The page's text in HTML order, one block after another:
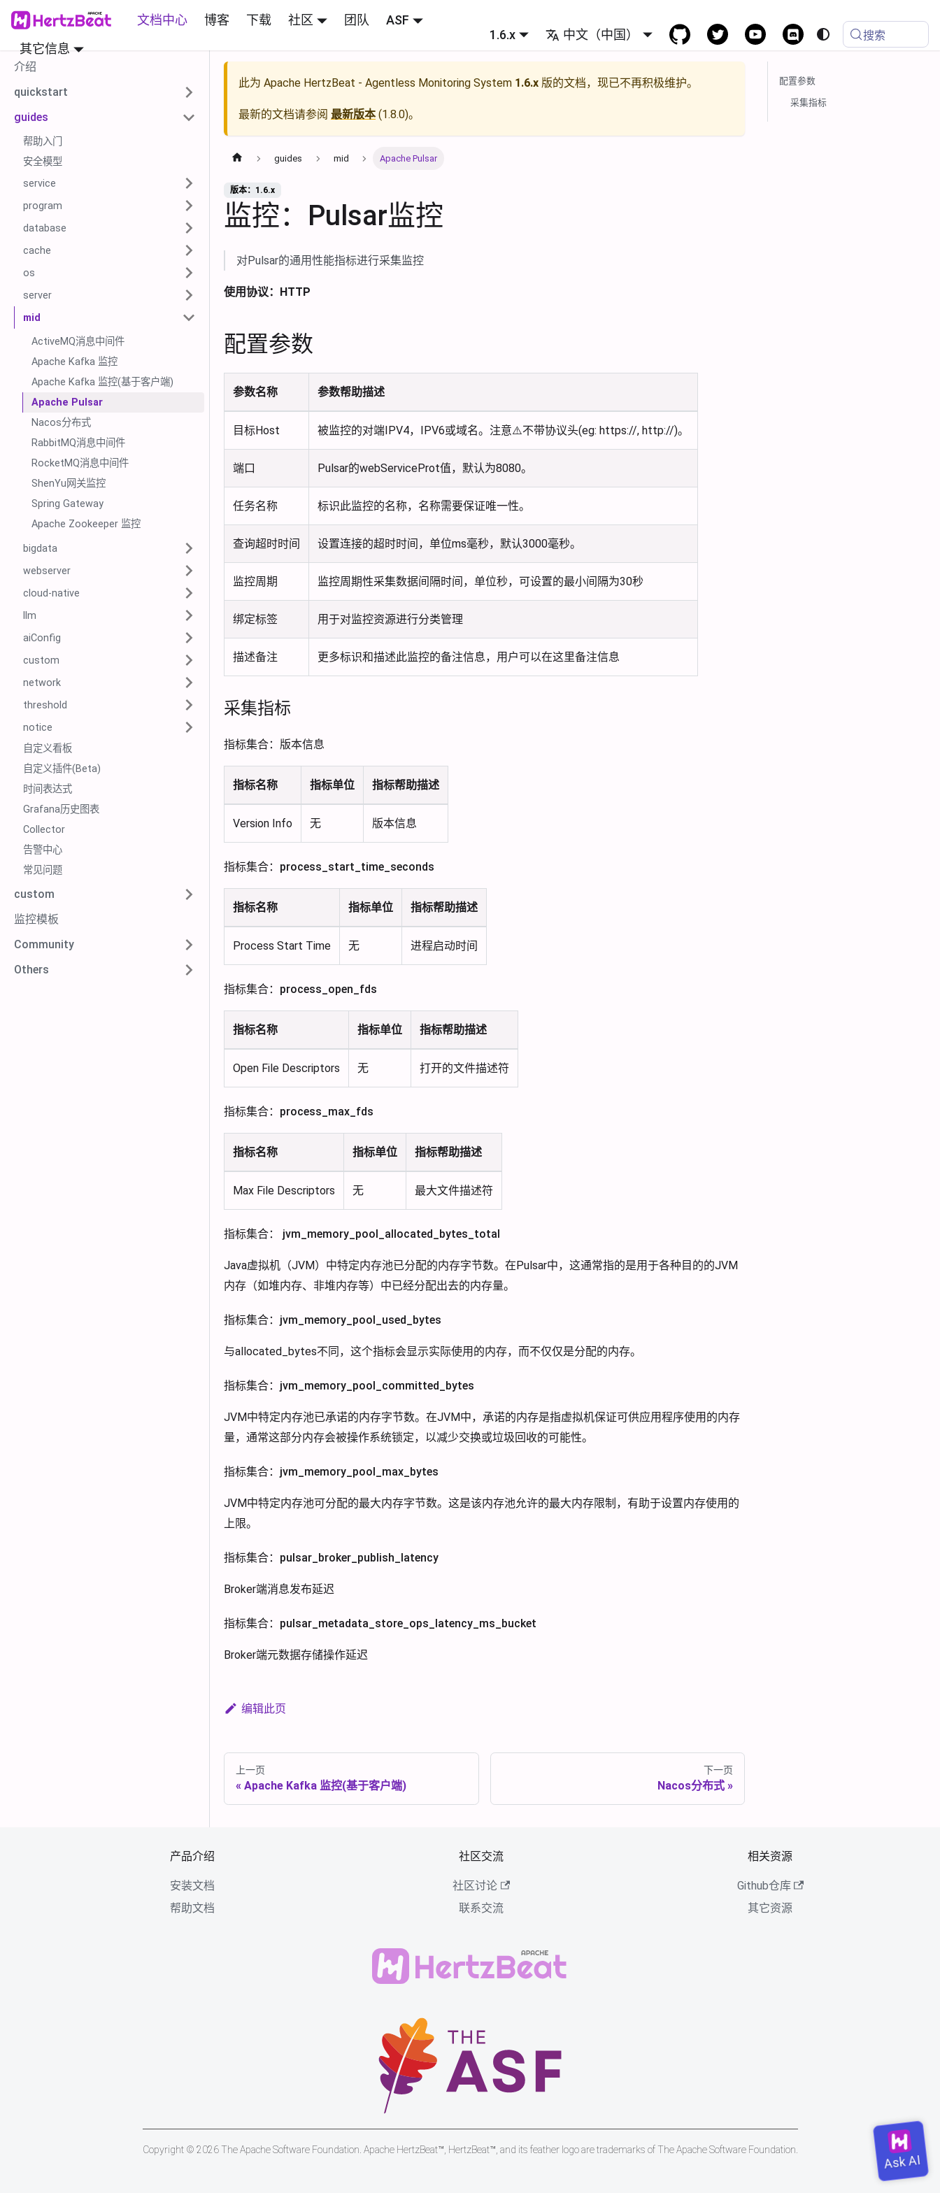
文档中心 博客 下载 社区 团队
ASF
其它信息
1.6.x 中文（中国） 搜索
介绍
quickstart
guides
帮助入门
安全模型
service
program
database
cache
os
server
mid
ActiveMQ消息中间件
Apache Kafka 监控
Apache Kafka 监控(基于客户端)
Apache Pulsar
Nacos分布式
RabbitMQ消息中间件
RocketMQ消息中间件
ShenYu网关监控
Spring Gateway
Apache Zookeeper 监控
bigdata
webserver
cloud-native
llm
aiConfig
custom
network
threshold
notice
自定义看板
自定义插件(Beta)
时间表达式
Grafana历史图表
Collector
告警中心
常见问题
custom
监控模板
Community
Others
此为 Apache HertzBeat - Agentless Monitoring System 1.6.x 版的文档，现已不再积极维护。
最新的文档请参阅 最新版本(1.8.0)。
guides mid Apache Pulsar
版本：1.6.x
监控：Pulsar监控
对Pulsar的通用性能指标进行采集监控
使用协议：HTTP
配置参数
参数名称 参数帮助描述
目标Host 被监控的对端IPV4，IPV6或域名。注意⚠️不带协议头(eg: https://, http://)。
端口 Pulsar的webServiceProt值，默认为8080。
任务名称 标识此监控的名称，名称需要保证唯一性。
查询超时时间 设置连接的超时时间，单位ms毫秒，默认3000毫秒。
监控周期 监控周期性采集数据间隔时间，单位秒，可设置的最小间隔为30秒
绑定标签 用于对监控资源进行分类管理
描述备注 更多标识和描述此监控的备注信息，用户可以在这里备注信息
采集指标
指标集合：版本信息
指标名称 指标单位 指标帮助描述
Version Info 无 版本信息
指标集合：process_start_time_seconds
指标名称 指标单位 指标帮助描述
Process Start Time 无 进程启动时间
指标集合：process_open_fds
指标名称 指标单位 指标帮助描述
Open File Descriptors 无 打开的文件描述符
指标集合：process_max_fds
指标名称 指标单位 指标帮助描述
Max File Descriptors 无 最大文件描述符
指标集合： jvm_memory_pool_allocated_bytes_total
Java虚拟机（JVM）中特定内存池已分配的内存字节数。在Pulsar中，这通常指的是用于各种目的的JVM
内存（如堆内存、非堆内存等）中已经分配出去的内存量。
指标集合：jvm_memory_pool_used_bytes
与allocated_bytes不同，这个指标会显示实际使用的内存，而不仅仅是分配的内存。
指标集合：jvm_memory_pool_committed_bytes
JVM中特定内存池已承诺的内存字节数。在JVM中，承诺的内存是指虚拟机保证可供应用程序使用的内存
量，通常这部分内存会被操作系统锁定，以减少交换或垃圾回收的可能性。
指标集合：jvm_memory_pool_max_bytes
JVM中特定内存池可分配的最大内存字节数。这是该内存池允许的最大内存限制，有助于设置内存使用的
上限。
指标集合：pulsar_broker_publish_latency
Broker端消息发布延迟
指标集合：pulsar_metadata_store_ops_latency_ms_bucket
Broker端元数据存储操作延迟
编辑此页
上一页
Apache Kafka 监控(基于客户端)
下一页
Nacos分布式
配置参数
采集指标
产品介绍
安装文档
帮助文档
社区交流
社区讨论
联系交流
相关资源
Github仓库
其它资源
Copyright © 2026 The Apache Software Foundation. Apache HertzBeat™, HertzBeat™, and its feather logo are trademarks of The Apache Software Foundation.